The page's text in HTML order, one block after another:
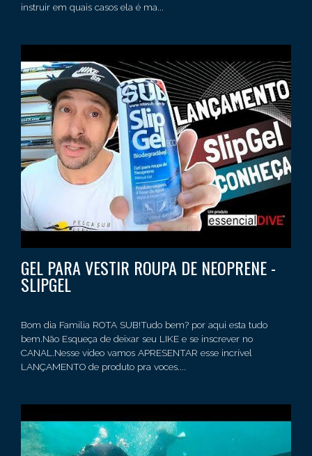
instruir em quais casos ela é ma...
GEL PARA VESTIR ROUPA DE NEOPRENE -
SLIPGEL
Bom dia Familia ROTA SUB!Tudo bem? por aqui esta tudo
bem.Não Esqueça de deixar seu LIKE e se inscrever no
CANAL.Nesse vídeo vamos APRESENTAR esse incrível
LANÇAMENTO de produto pra voces....